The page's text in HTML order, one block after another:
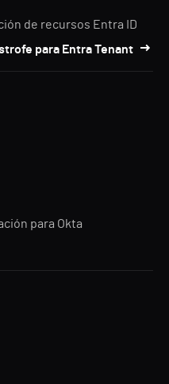
de recursos Entra ID
para Entra Tenant
para Okta